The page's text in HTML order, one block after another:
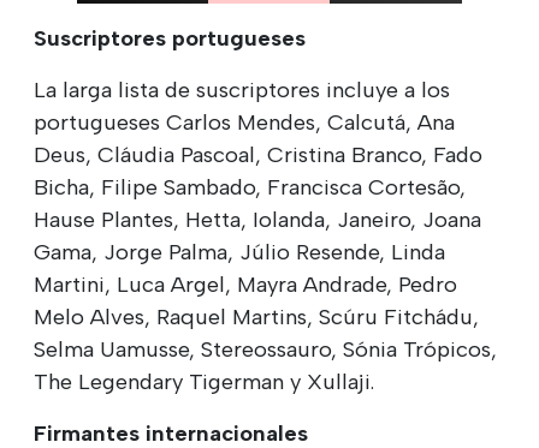
Suscriptores portugueses
La larga lista de suscriptores incluye a los
portugueses Carlos Mendes, Calcutá, Ana
Deus, Cláudia Pascoal, Cristina Branco, Fado
Bicha, Filipe Sambado, Francisca Cortesão,
Hause Plantes, Hetta, Iolanda, Janeiro, Joana
Gama, Jorge Palma, Júlio Resende, Linda
Martini, Luca Argel, Mayra Andrade, Pedro
Melo Alves, Raquel Martins, Scúru Fitchádu,
Selma Uamusse, Stereossauro, Sónia Trópicos,
The Legendary Tigerman y Xullaji.
Firmantes internacionales